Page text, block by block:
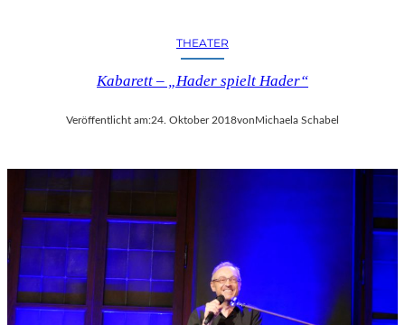
THEATER
Kabarett – „Hader spielt Hader“
Veröffentlicht am:24. Oktober 2018von Michaela Schabel